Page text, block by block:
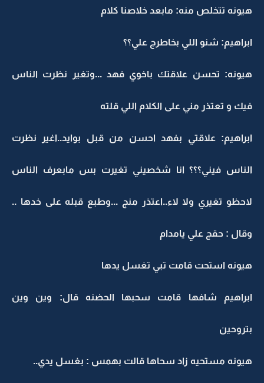
هيونه تتخلص منه: مابعد خلاصنا كلام
ابراهيم: شنو اللي بخاطرج علي؟؟
هيونه: تحسن علاقتك باخوي فهد ...وتغير نظرت الناس
فيك و تعتذر مني على الكلام اللي قلته
ابراهيم: علاقتي بفهد احسن من قبل بوايد..اغير نظرت
الناس فيني؟؟؟ انا شخصيني تغيرت بس مابعرف الناس
لاحظو تغيري ولا لاء..اعتذر منج ...وطبع قبله على خدها ..
وقال : حقج علي يامدام
هيونه استحت قامت تبي تغسل يدها
ابراهيم شافها قامت سحبها الحضنه قال: وين وين
بتروحين
هيونه مستحيه زاد سحاها قالت بهمس : بغسل يدي..